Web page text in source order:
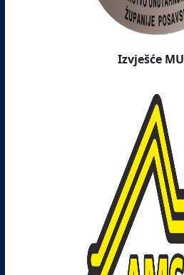
Izvješće